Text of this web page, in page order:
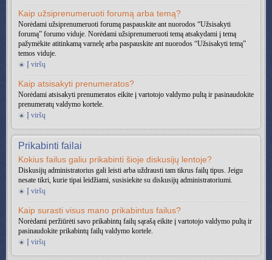
Kaip užsiprenumeruoti forumą arba temą?
Norėdami užsiprenumeruoti forumą paspauskite ant nuorodos “Užsisakyti
forumą” forumo viduje. Norėdami užsiprenumeruoti temą atsakydami į temą
pažymėkite atitinkamą varnelę arba paspauskite ant nuorodos “Užsisakyti temą”
temos viduje.
Į viršų
Kaip atsisakyti prenumeratos?
Norėdami atsisakyti prenumeratos eikite į vartotojo valdymo pultą ir pasinaudokite
prenumeratų valdymo kortele.
Į viršų
Prikabinti failai
Kokius failus galiu prikabinti šioje diskusijų lentoje?
Diskusijų administratorius gali leisti arba uždrausti tam tikrus failų tipus. Jeigu
nesate tikri, kurie tipai leidžiami, susisiekite su diskusijų administratoriumi.
Į viršų
Kaip surasti visus mano prikabintus failus?
Norėdami peržiūrėti savo prikabintų failų sąrašą eikite į vartotojo valdymo pultą ir
pasinaudokite prikabintų failų valdymo kortele.
Į viršų